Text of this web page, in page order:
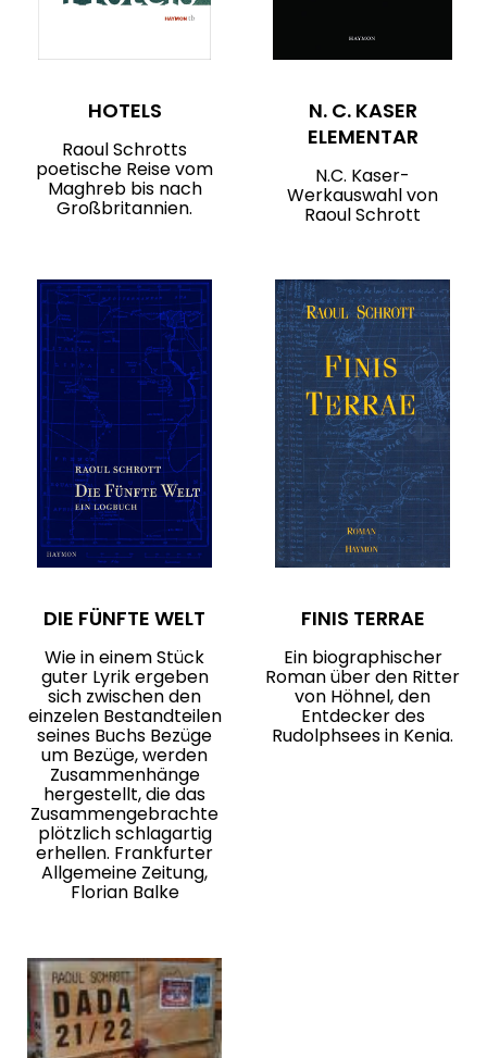
HOTELS
Raoul Schrotts
poetische Reise vom
Maghreb bis nach
Großbritannien.
N. C. KASER
ELEMENTAR
N.C. Kaser-
Werkauswahl von
Raoul Schrott
DIE FÜNFTE WELT
Wie in einem Stück
guter Lyrik ergeben
sich zwischen den
einzelen Bestandteilen
seines Buchs Bezüge
um Bezüge, werden
Zusammenhänge
hergestellt, die das
Zusammengebrachte
plötzlich schlagartig
erhellen. Frankfurter
Allgemeine Zeitung,
Florian Balke
FINIS TERRAE
Ein biographischer
Roman über den Ritter
von Höhnel, den
Entdecker des
Rudolphsees in Kenia.